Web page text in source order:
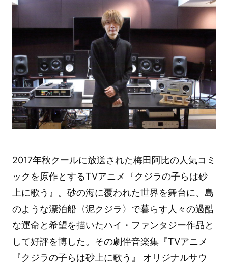
2017年秋クールに放送された梅田阿比の人気コミ
ックを原作とするTVアニメ『クジラの子らは砂
上に歌う』。砂の海に覆われた世界を舞台に、島
のような漂泊船〈泥クジラ〉で暮らす人々の過酷
な運命と希望を描いたハイ・ファンタジー作品と
して好評を博した。その劇伴音楽集『TVアニメ
『クジラの子らは砂上に歌う』 オリジナルサウ